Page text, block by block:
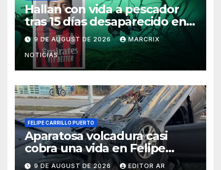
Hallan con vida a pescador
tras 15 días desaparecido en
un cenote de Veracruz
9 DE AUGUST DE 2026 MARCRIX
NOTICIAS
FELIPE CARRILLO PUERTO
Aparatosa volcadura casi
cobra una vida en Felipe
Carrillo Puerto
9 DE AUGUST DE 2026 EDITOR AR